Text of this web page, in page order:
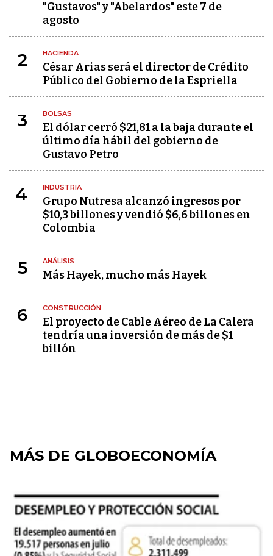
"Gustavos" y "Abelardos" este 7 de
agosto
2 HACIENDA
César Arias será el director de Crédito
Público del Gobierno de la Espriella
3 BOLSAS
El dólar cerró $21,81 a la baja durante el
último día hábil del gobierno de
Gustavo Petro
4 INDUSTRIA
Grupo Nutresa alcanzó ingresos por
$10,3 billones y vendió $6,6 billones en
Colombia
5 ANÁLISIS
Más Hayek, mucho más Hayek
6 CONSTRUCCIÓN
El proyecto de Cable Aéreo de La Calera
tendría una inversión de más de $1
billón
MÁS DE GLOBOECONOMÍA